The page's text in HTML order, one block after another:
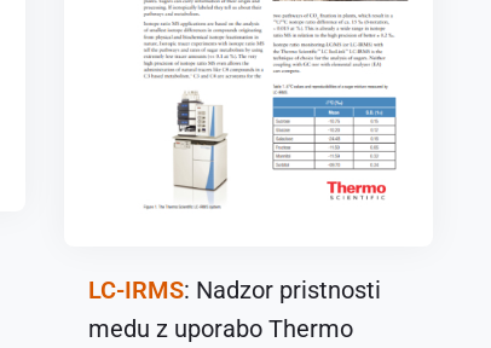
LC-IRMS: Nadzor pristnosti
medu z uporabo Thermo